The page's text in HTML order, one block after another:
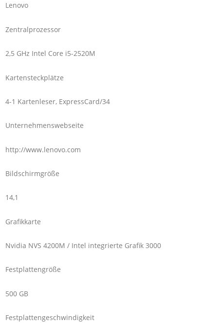
Lenovo
Zentralprozessor
2,5 GHz Intel Core i5-2520M
Kartensteckplätze
4-1 Kartenleser, ExpressCard/34
Unternehmenswebseite
http://www.lenovo.com
Bildschirmgröße
14,1
Grafikkarte
Nvidia NVS 4200M / Intel integrierte Grafik 3000
Festplattengröße
500 GB
Festplattengeschwindigkeit